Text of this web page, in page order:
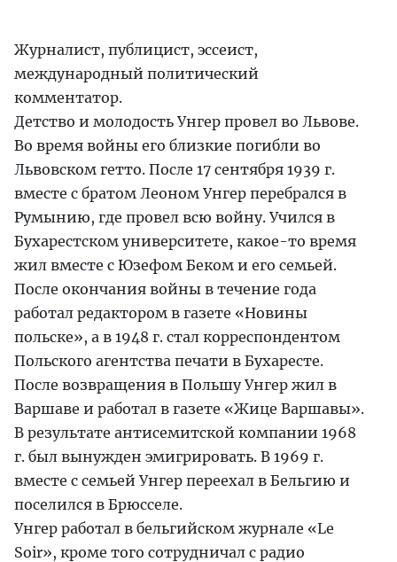
Журналист, публицист, эссеист,
международный политический
комментатор.
Детство и молодость Унгер провел во Львове.
Во время войны его близкие погибли во
Львовском гетто. После 17 сентября 1939 г.
вместе с братом Леоном Унгер перебрался в
Румынию, где провел всю войну. Учился в
Бухарестском университете, какое-то время
жил вместе с Юзефом Беком и его семьей.
После окончания войны в течение года
работал редактором в газете «Новины
польске», а в 1948 г. стал корреспондентом
Польского агентства печати в Бухаресте.
После возвращения в Польшу Унгер жил в
Варшаве и работал в газете «Жице Варшавы».
В результате антисемитской компании 1968
г. был вынужден эмигрировать. В 1969 г.
вместе с семьей Унгер переехал в Бельгию и
поселился в Брюсселе.
Унгер работал в бельгийском журнале «Le
Soir», кроме того сотрудничал с радио